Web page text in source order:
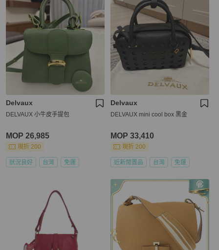
Delvaux
DELVAUX 小牛皮手提包
MOP 26,985
現折 200
狀況良好 台灣 免運
Delvaux
DELVAUX mini cool box 黑金
MOP 33,410
現折 200
近新閒置品 台灣 免運